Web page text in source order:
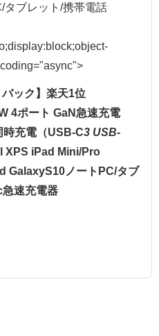
タブレット/携帯電話
バック】楽天1位
4ポート GaN急速充電
充電（USB-C3 USB-
XPS iPad Mini/Pro
GalaxyS10ノートPC/タブ
速充電器